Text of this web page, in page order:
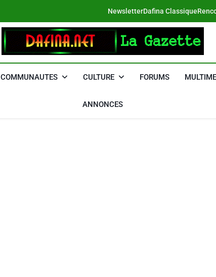
NewsletterDafina Classique
DAFINA
COMMUNAUTES CULTURE FORUMS
ANNONCES